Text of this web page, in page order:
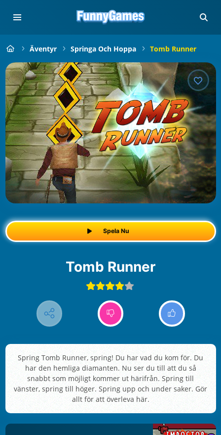
Äventyr Springa Och Hoppa Tomb Runner
Spela Nu
Tomb Runner
Spring Tomb Runner, spring! Du har vad du kom för. Du
har den hemliga diamanten. Nu ser du till att du så
snabbt som möjligt kommer ut härifrån. Spring till
vänster, spring till höger. Spring upp och under saker. Gör
allt för att överleva här.